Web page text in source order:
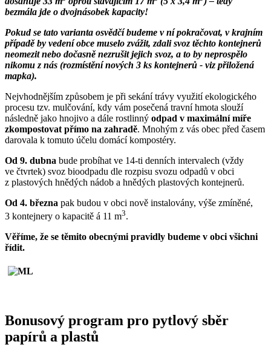
bezmála jde o dvojnásobek kapacity!
Pokud se tato varianta osvědčí budeme v ní pokračovat, v krajním
případě by vedení obce muselo zvážit, zdali svoz těchto kontejnerů
neomezit nebo dočasně nezrušit jejich svoz, a to by neprospělo
nikomu z nás (rozmístění nových 3 ks kontejnerů - viz přiložená
mapka).
Nejvhodnějším způsobem je při sekání trávy využití ekologického
procesu tzv. mulčování, kdy vám posečená travní hmota slouží
následně jako hnojivo a dále rostlinný odpad v maximální míře
zkompostovat přímo na zahradě. Mnohým z vás obec před časem
darovala k tomuto účelu domácí kompostéry.
Od 9. dubna bude probíhat ve 14-ti denních intervalech (vždy
ve čtvrtek) svoz bioodpadu dle rozpisu svozu odpadů v obci
z plastových hnědých nádob a hnědých plastových kontejnerů.
Od 4. března pak budou v obci nově instalovány, výše zmíněné,
3 kontejnery o kapacitě á 11 m3.
Věříme, že se těmito obecnými pravidly budeme v obci všichni
řídit.
Bonusový program pro pytlový sběr
papírů a plastů